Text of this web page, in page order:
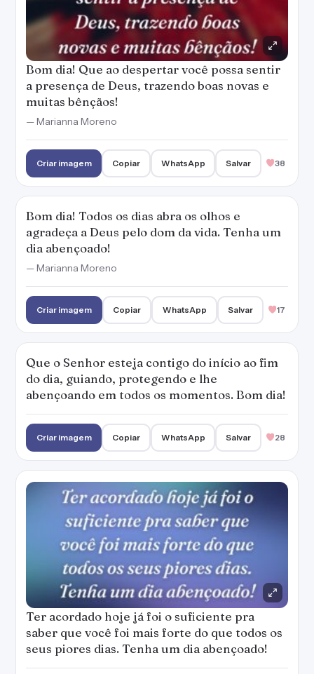
Bom dia! Todos os dias abra os olhos e
agradeça a Deus pelo dom da vida. Tenha um
dia abençoado!
— Marianna Moreno
Criar imagem Copiar
Que o Senhor esteja contigo do início ao fim
do dia, guiando, protegendo e lhe
abençoando em todos os momentos. Bom dia!
Criar imagem Copiar WhatsApp Salvar 28
saber que você foi mais forte do que todos os
seus piores dias. Tenha um dia abençoado!
Criar imagem Copiar WhatsApp Salvar 17
O sol brilhando é um sinal de Deus para um
dia abençoado. Bom dia!
— Marianna Moreno
Criar imagem Copiar WhatsApp Salvar